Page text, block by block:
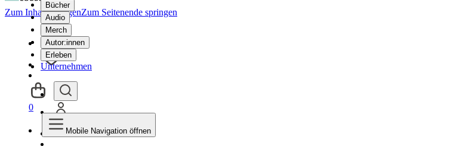
Bücher
Audio
Merch
Autor:innen
Erleben
Unternehmen
Zum Inhalt springenZum Seitenende springen
0
Mobile Navigation öffnen